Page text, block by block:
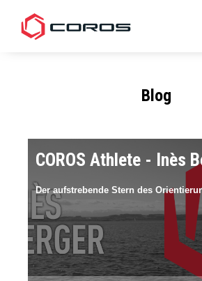
Blog
COROS Athlete - Inès
Der aufstrebende Stern des